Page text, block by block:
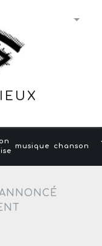
musique chanson